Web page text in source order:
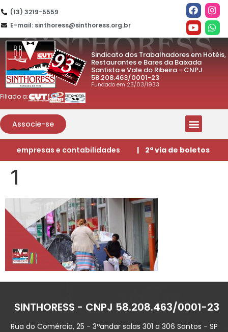
(13) 3219-5559
E-mail: sinthoress@sinthoress.org.br
Sindicato dos Trabalhadores em Hotéis,
Restaurantes e Bares da Baixada
Santista e Vale do Ribeira - CNPJ
58.208.463/0001-23
Fundado em 23/03/1933
Filiado a:
Associe-se
empresas e contabilidades | 2ª via de boletos
1
SINTHORESS - CNPJ 58.208.463/0001-23
Rua do Comércio, 25 - 3ºandar salas 301 a 306 Santos - SP